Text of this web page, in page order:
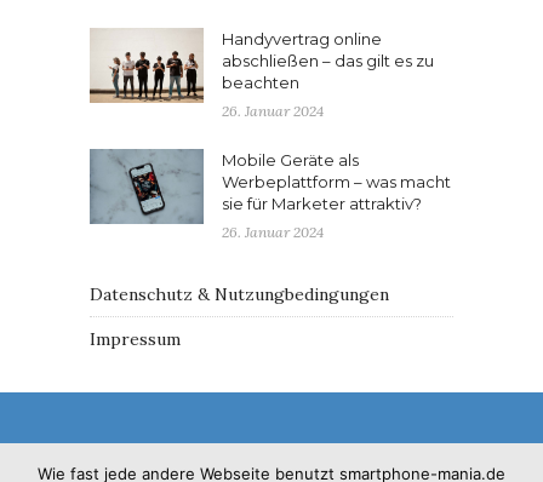
Handyvertrag online
abschließen – das gilt es zu
beachten
26. Januar 2024
Mobile Geräte als
Werbeplattform – was macht
sie für Marketer attraktiv?
26. Januar 2024
Datenschutz & Nutzungbedingungen
Impressum
Wie fast jede andere Webseite benutzt smartphone-mania.de